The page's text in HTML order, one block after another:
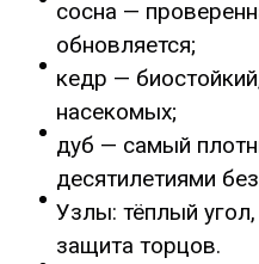
сосна —
обновляется;
кедр —
насекомых;
дуб — самый
десятилетиями
Узлы: тёплый
защита торцов.